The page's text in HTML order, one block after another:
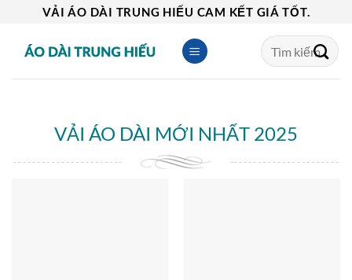
content
VẢI ÁO DÀI TRUNG HIẾU CAM KẾT GIÁ TỐT.
Tìm
kiếm:
VẢI ÁO DÀI MỚI NHẤT 2025